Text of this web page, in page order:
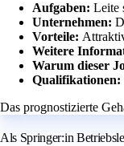
Aufgaben: Leite
Unternehmen:
Vorteile:
Weitere
Warum dieser
Qualifikationen:
Das prognostizierte
Als Springer:in